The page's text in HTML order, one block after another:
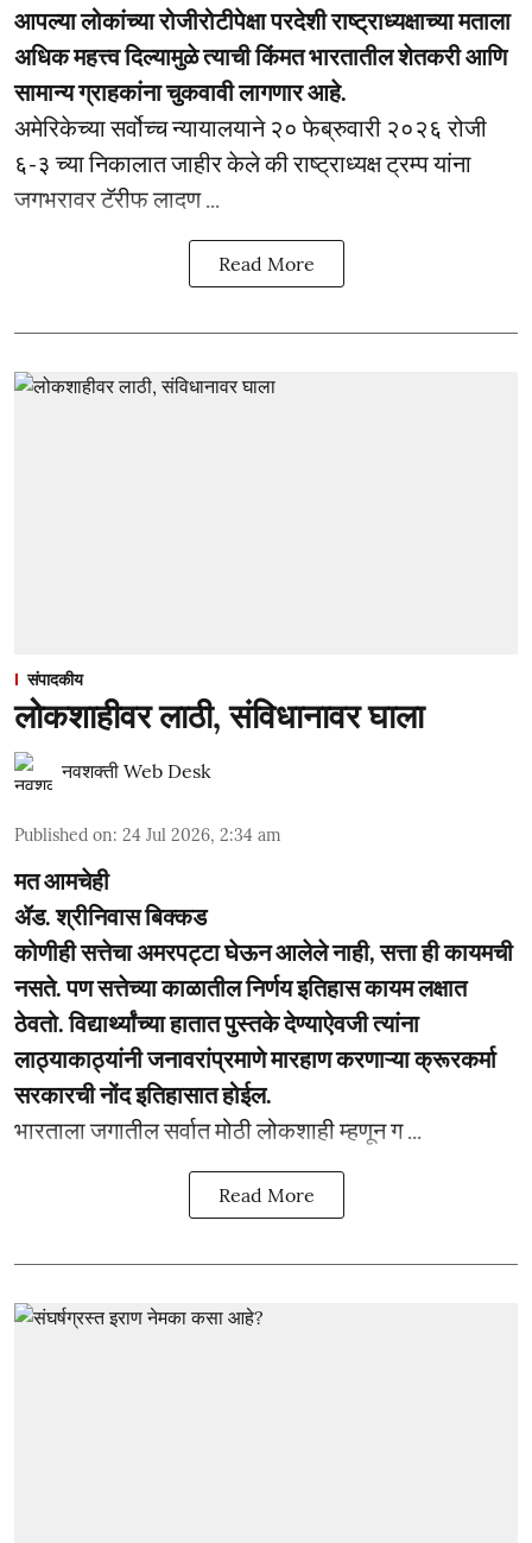
आपल्या लोकांच्या रोजीरोटीपेक्षा परदेशी राष्ट्राध्यक्षाच्या मताला
अधिक महत्त्व दिल्यामुळे त्याची किंमत भारतातील शेतकरी आणि
सामान्य ग्राहकांना चुकवावी लागणार आहे.
अमेरिकेच्या सर्वोच्च न्यायालयाने २० फेब्रुवारी २०२६ रोजी
६-३ च्या निकालात जाहीर केले की राष्ट्राध्यक्ष ट्रम्प यांना
जगभरावर टॅरीफ लादण ...
Read More
संपादकीय
लोकशाहीवर लाठी, संविधानावर घाला
नवशक्ती Web Desk
Published on: 24 Jul 2026, 2:34 am
मत आमचेही
ॲड. श्रीनिवास बिक्कड
कोणीही सत्तेचा अमरपट्टा घेऊन आलेले नाही, सत्ता ही कायमची
नसते. पण सत्तेच्या काळातील निर्णय इतिहास कायम लक्षात
ठेवतो. विद्यार्थ्यांच्या हातात पुस्तके देण्याऐवजी त्यांना
लाठ्याकाठ्यांनी जनावरांप्रमाणे मारहाण करणाऱ्या क्रूरकर्मा
सरकारची नोंद इतिहासात होईल.
भारताला जगातील सर्वात मोठी लोकशाही म्हणून ग ...
Read More